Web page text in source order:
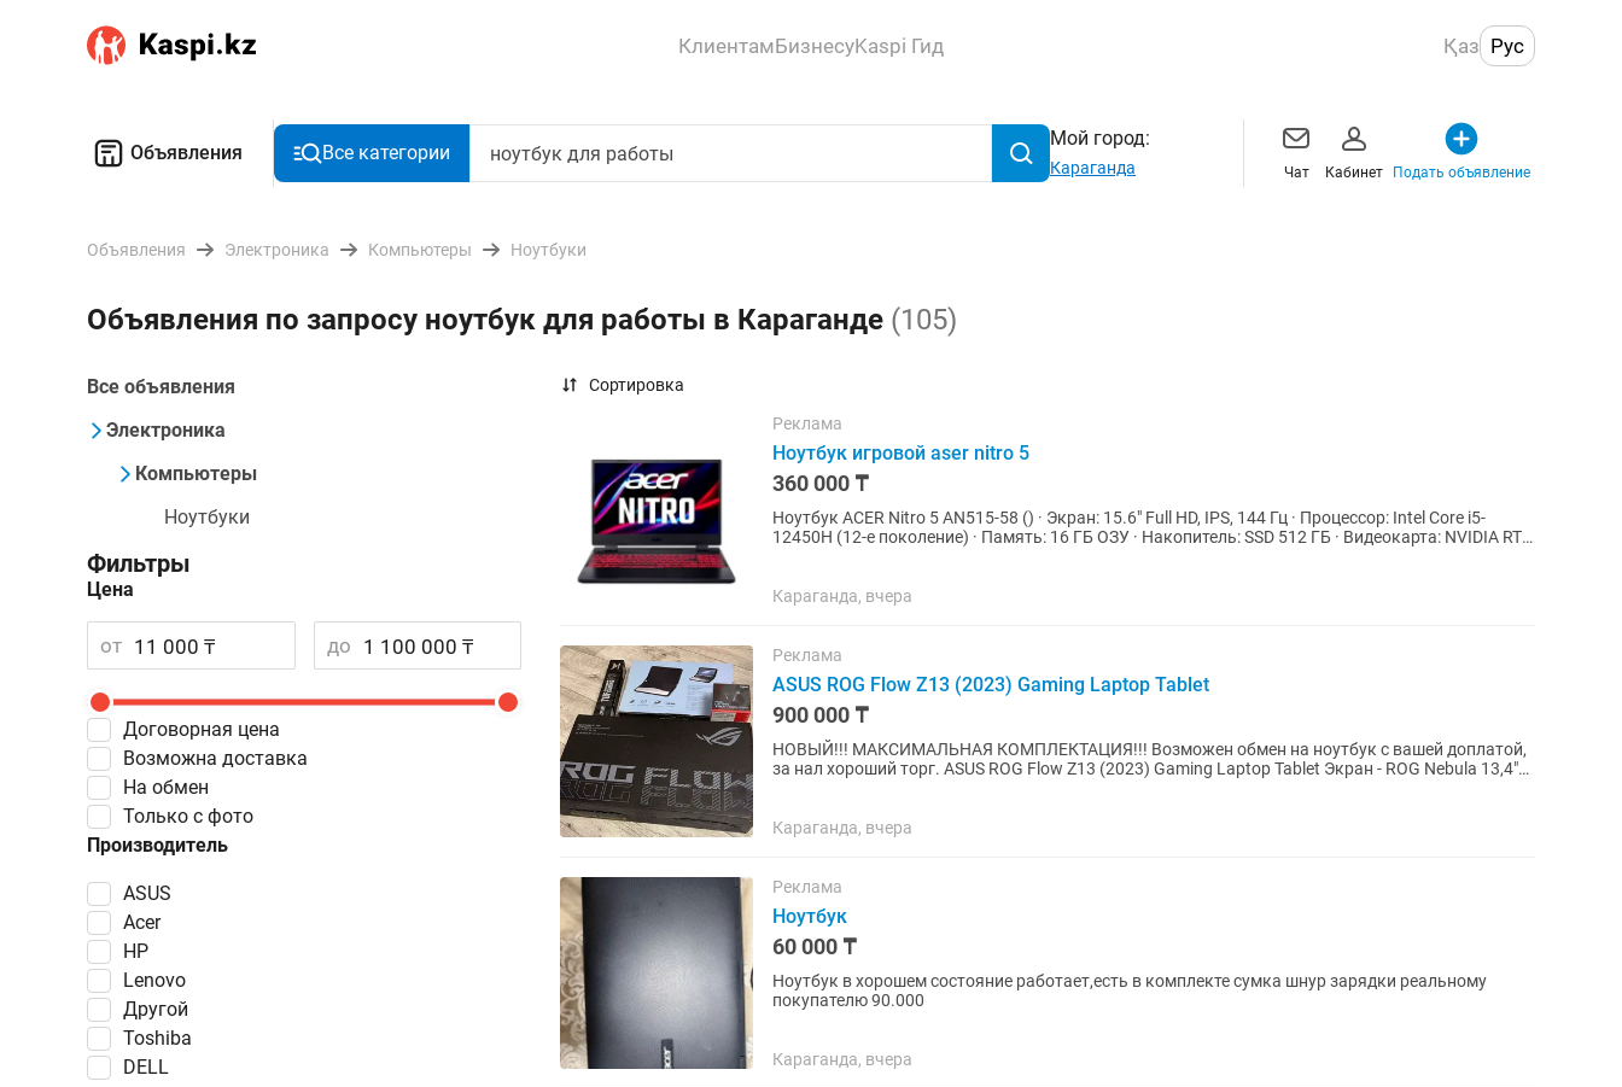
КлиентамБизнесуKaspi Гид Қаз Рус
Объявления Все категории
Мой город:
Караганда Чат Кабинет Подать объявление
Объявления Электроника Компьютеры Ноутбуки
Объявления по запросу ноутбук для работы в Караганде (105)
Все объявления
Электроника
Компьютеры
Ноутбуки
Фильтры
Цена
от до
Договорная цена
Возможна доставка
Производитель
ASUS
Acer
HP
Lenovo
Другой
Toshiba
DELL
На обмен
Только с фото
Сортировка
Реклама
Ноутбук игровой aser nitro 5
360 000 ₸
Ноутбук ACER Nitro 5 AN515-58 () · Экран: 15.6" Full HD, IPS, 144 Гц · Процессор: Intel Core i5-
12450H (12-е поколение) · Память: 16 ГБ ОЗУ · Накопитель: SSD 512 ГБ · Видеокарта: NVIDIA RTX
Караганда, вчера
Реклама
ASUS ROG Flow Z13 (2023) Gaming Laptop Tablet
900 000 ₸
НОВЫЙ!!! МАКСИМАЛЬНАЯ КОМПЛЕКТАЦИЯ!!! Возможен обмен на ноутбук с вашей доплатой,
за нал хороший торг. ASUS ROG Flow Z13 (2023) Gaming Laptop Tablet Экран - ROG Nebula 13,4"
Караганда, вчера
Реклама
Ноутбук
60 000 ₸
Ноутбук в хорошем состояние работает,есть в комплекте сумка шнур зарядки реальному
покупателю 90.000
Караганда, вчера